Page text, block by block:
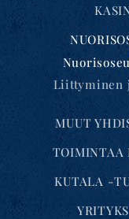
Liittyminen
MUUT
TOIMINTAA
KUTALA -